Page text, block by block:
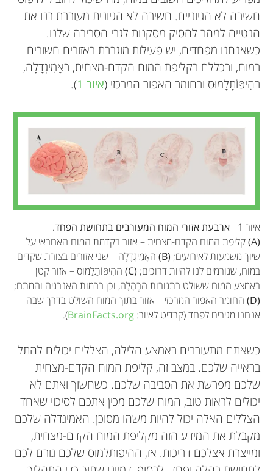
חשיבה לא הגיוניים. חשיבה לא הגיונית מעוררת בנו את
הנטייה למהר להסיק מסקנות לגבי הסביבה שלנו.
כשאנחנו מפחדים, יש פעילות מוגברת באזורים חשובים
במוח, ובכללם בקליפת המוח הקדם-מצחית, באָמִיגְדָלָה,
בהִיפּוֹתָלָמוּס ובחומר האפור המרכזי (איור 1 ).
איור 1 - ארבעת אזורי המוח המעורבים בתחושת הפחד.
(A)
קליפת המוח הקדם-מצחית – אזור בקדמת המוח האחראי על
שיוך משמעות לאירועים; (B)
האָמִיגְדָלָה – שני אזורים בצורת שקדים
במוח, שגורמים לנו להיות דרוכים; (C)
ההִיפּוֹתָלָמוּס – אזור קטן
באמצע המוח ששולט בתגובות הבֶּהָלָה, וכן ברמות האנרגיה והמתח;
(D)
החומר האפור המרכזי – אזור בתוך המוח השולט בדרך שבה
אנחנו מגיבים לפחד (קרדיט לאיור: BrainFacts.org
).
כשאתם מתעוררים באמצע הלילה, הצללים יכולים להתל
בראייה שלכם. במצב זה, קליפת המוח הקדם-מצחית
שלכם מפרשת את הסביבה שלכם. כשחשוך ואתם לא
יכולים לראות טוב, המוח שלכם מכין אתכם לסיכוי שאחד
הצללים האלה יכול להיות משהו מסוכן. האמיגדלה שלכם
מקבלת את המידע הזה מקליפת המוח הקדם-מצחית,
ומייצרת אצלכם דריכות. אז, ההיפותלמוס שלכם גורם לכם